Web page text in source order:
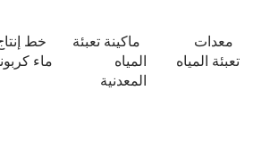
المياه
ماكينة تعبئة
المياه
المعدنية
خط إنتاج
ماء كربوني